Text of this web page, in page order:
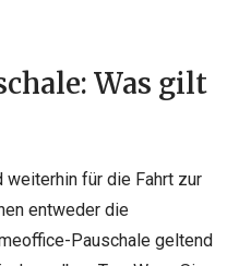
Was gilt
weiterhin für die Fahrt zur
entweder die
Pauschale geltend